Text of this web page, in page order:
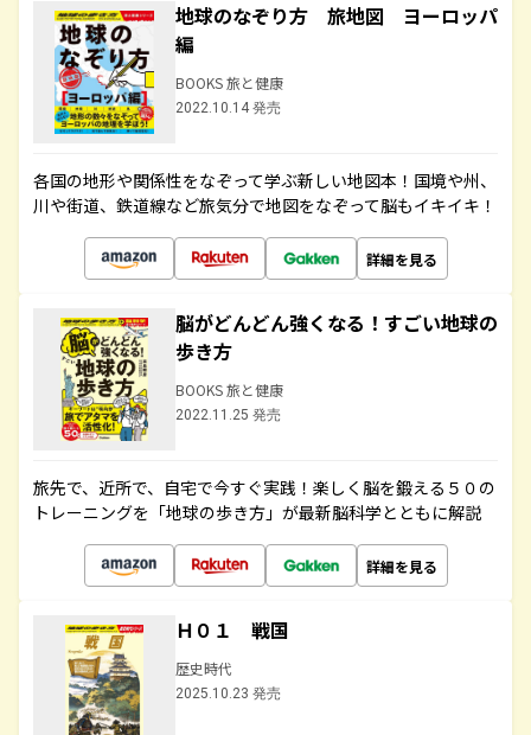
地球のなぞり方 旅地図 ヨーロッパ
編
BOOKS 旅と健康
2022.10.14 発売
各国の地形や関係性をなぞって学ぶ新しい地図本！国境や州、
川や街道、鉄道線など旅気分で地図をなぞって脳もイキイキ！
詳細を見る
脳がどんどん強くなる！すごい地球の
歩き方
BOOKS 旅と健康
2022.11.25 発売
旅先で、近所で、自宅で今すぐ実践！楽しく脳を鍛える５０の
トレーニングを「地球の歩き方」が最新脳科学とともに解説
詳細を見る
Ｈ０１ 戦国
歴史時代
2025.10.23 発売